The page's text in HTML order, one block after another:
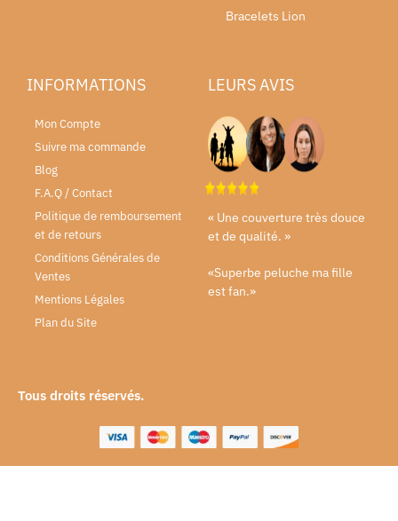
Bracelets Lion
INFORMATIONS
Mon Compte
Suivre ma commande
Blog
F.A.Q / Contact
Politique de remboursement
et de retours
Conditions Générales de
Ventes
Mentions Légales
Plan du Site
LEURS AVIS
« Une couverture très douce
et de qualité. »
«Superbe peluche ma fille
est fan.»
Tous droits réservés.